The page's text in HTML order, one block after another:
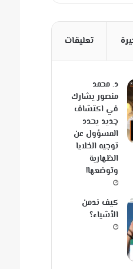
تعليقات
د. محمد
منصور يشارك
في اكتشاف
جديد يحدد
المسؤول عن
توجيه الخلايا
الظهارية
وتوضعها!
كيف ندمن
الأشياء؟